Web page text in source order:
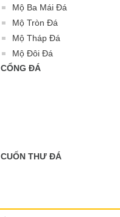
Mộ Ba Mái Đá
Mộ Tròn Đá
Mộ Tháp Đá
Mộ Đôi Đá
CỔNG ĐÁ
CUỐN THƯ ĐÁ